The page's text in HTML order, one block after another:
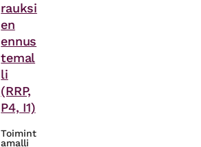
rauksi
en
ennus
temal
li
(RRP,
P4, I1)
Toimint
amalli